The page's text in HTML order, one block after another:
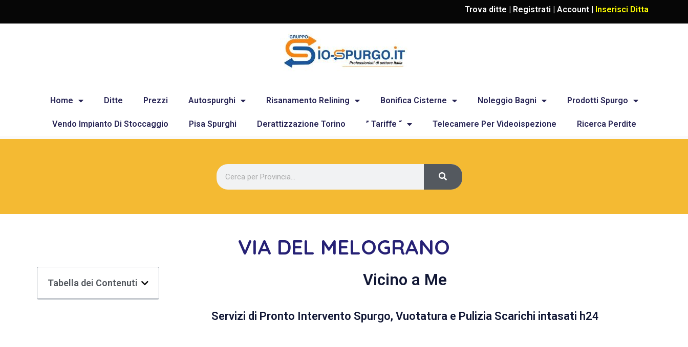
Trova ditte | Registrati | Account | Inserisci Ditta
Home Ditte Prezzi Autospurghi Risanamento Relining Bonifica Cisterne Noleggio Bagni Prodotti Spurgo
Vendo Impianto Di Stoccaggio Pisa Spurghi Derattizzazione Torino ” Tariffe “ Telecamere Per Videoispezione Ricerca Perdite
VIA DEL MELOGRANO
Tabella dei Contenuti Vicino a Me
Servizi di Pronto Intervento Spurgo, Vuotatura e Pulizia Scarichi intasati h24